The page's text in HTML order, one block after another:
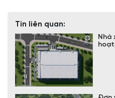
Tin liên quan:
Nhà